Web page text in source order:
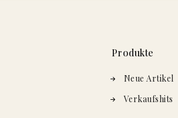
Produkte
Neue Artikel
Verkaufshits